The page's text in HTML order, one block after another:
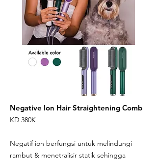
Negative Ion Hair Straightening Comb
KD 380K
Negatif ion berfungsi untuk melindungi
rambut & menetralisir statik sehingga